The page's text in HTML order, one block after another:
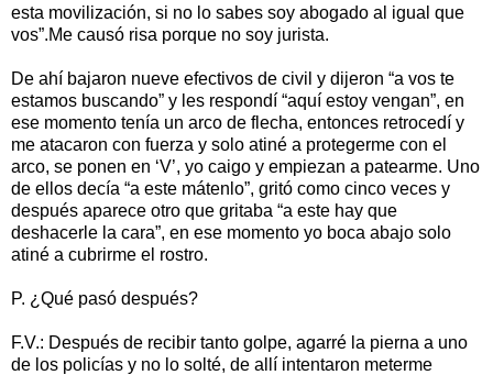
esta movilización, si no lo sabes soy abogado al igual que
vos”.Me causó risa porque no soy jurista.
De ahí bajaron nueve efectivos de civil y dijeron “a vos te
estamos buscando” y les respondí “aquí estoy vengan”, en
ese momento tenía un arco de flecha, entonces retrocedí y
me atacaron con fuerza y solo atiné a protegerme con el
arco, se ponen en ‘V’, yo caigo y empiezan a patearme. Uno
de ellos decía “a este mátenlo”, gritó como cinco veces y
después aparece otro que gritaba “a este hay que
deshacerle la cara”, en ese momento yo boca abajo solo
atiné a cubrirme el rostro.
P. ¿Qué pasó después?
F.V.: Después de recibir tanto golpe, agarré la pierna a uno
de los policías y no lo solté, de allí intentaron meterme